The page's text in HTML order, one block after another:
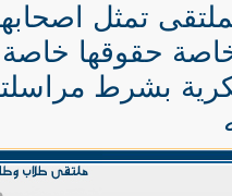
تمثل
حقوقها خاصة
بشرط